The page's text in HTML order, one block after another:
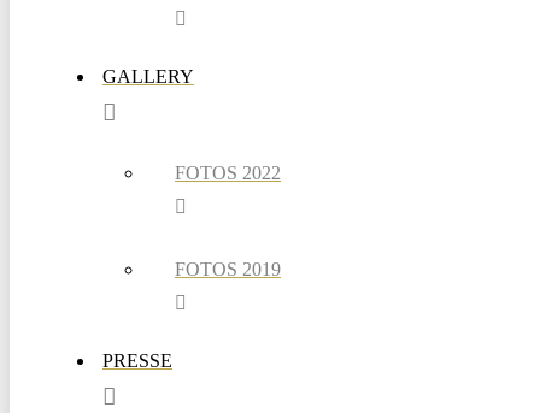
GALLERY
FOTOS 2022
FOTOS 2019
PRESSE